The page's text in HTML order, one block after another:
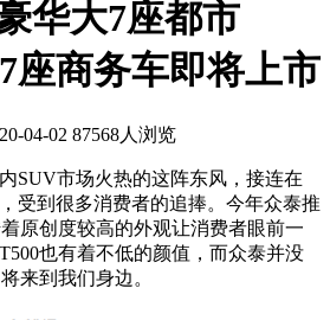
华大7座都市
座商务车即将上市
04-02 87568人浏览
SUV市场火热的这阵东风，接连在
受到很多消费者的追捧。今年众泰推
原创度较高的外观让消费者眼前一
也有着不低的颜值，而众泰并没
来到我们身边。